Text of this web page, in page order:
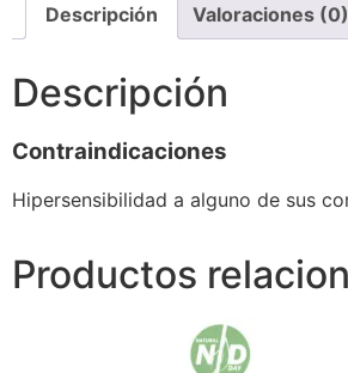
Descripción Valoraciones (0)
Descripción
Contraindicaciones
Hipersensibilidad a alguno de sus
Productos